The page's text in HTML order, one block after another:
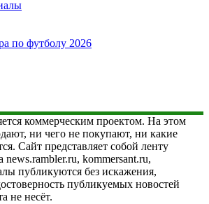
по футболу 2026
коммерческим проектом. На этом
ни чего не покупают, ни какие
Сайт представляет собой ленту
news.rambler.ru, kommersant.ru,
публикуются без искажения,
публикуемых новостей
не несёт.